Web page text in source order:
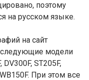
поэтому
на русском языке.
на сайт
модели
ST205F,
При этом все